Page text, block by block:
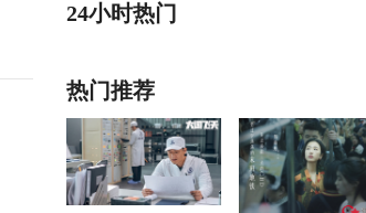
24小时热门
热门推荐